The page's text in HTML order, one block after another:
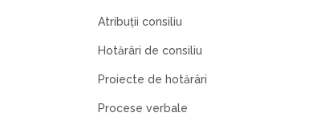
Atribuţii consiliu
Hotărâri de consiliu
Proiecte de hotărâri
Procese verbale